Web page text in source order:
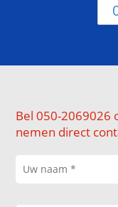
Bel 050-2069026
nemen direct